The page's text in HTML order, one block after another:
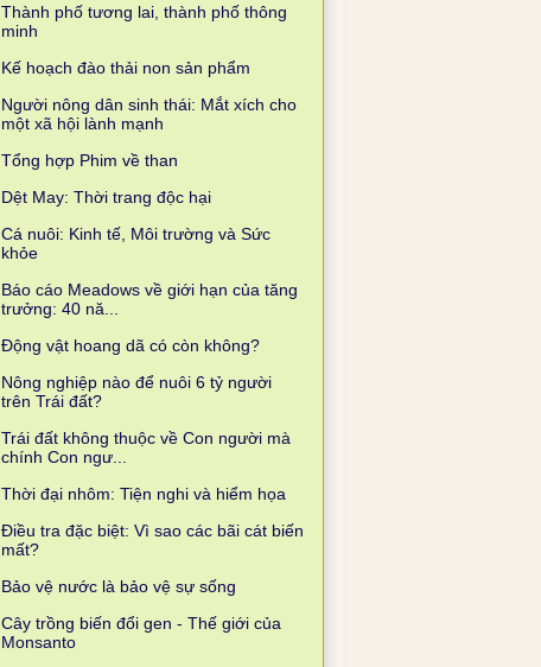
Thành phố tương lai, thành phố thông
minh
Kế hoạch đào thải non sản phẩm
Người nông dân sinh thái: Mắt xích cho
một xã hội lành mạnh
Tổng hợp Phim về than
Dệt May: Thời trang độc hại
Cá nuôi: Kinh tế, Môi trường và Sức
khỏe
Báo cáo Meadows về giới hạn của tăng
trưởng: 40 nă...
Động vật hoang dã có còn không?
Nông nghiệp nào để nuôi 6 tỷ người
trên Trái đất?
Trái đất không thuộc về Con người mà
chính Con ngư...
Thời đại nhôm: Tiện nghi và hiểm họa
Điều tra đặc biệt: Vì sao các bãi cát biến
mất?
Bảo vệ nước là bảo vệ sự sống
Cây trồng biến đổi gen - Thế giới của
Monsanto